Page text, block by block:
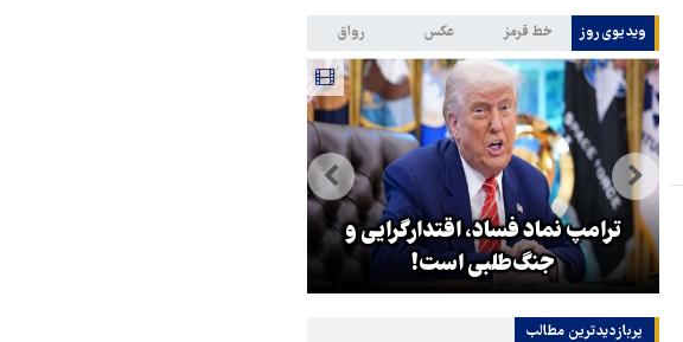
ویدیوی روز خط قرمز عکس رواق
ترامپ نماد فساد، اقتدارگرایی و
جنگ‌طلبی است!
پربازدیدترین‌ مطالب